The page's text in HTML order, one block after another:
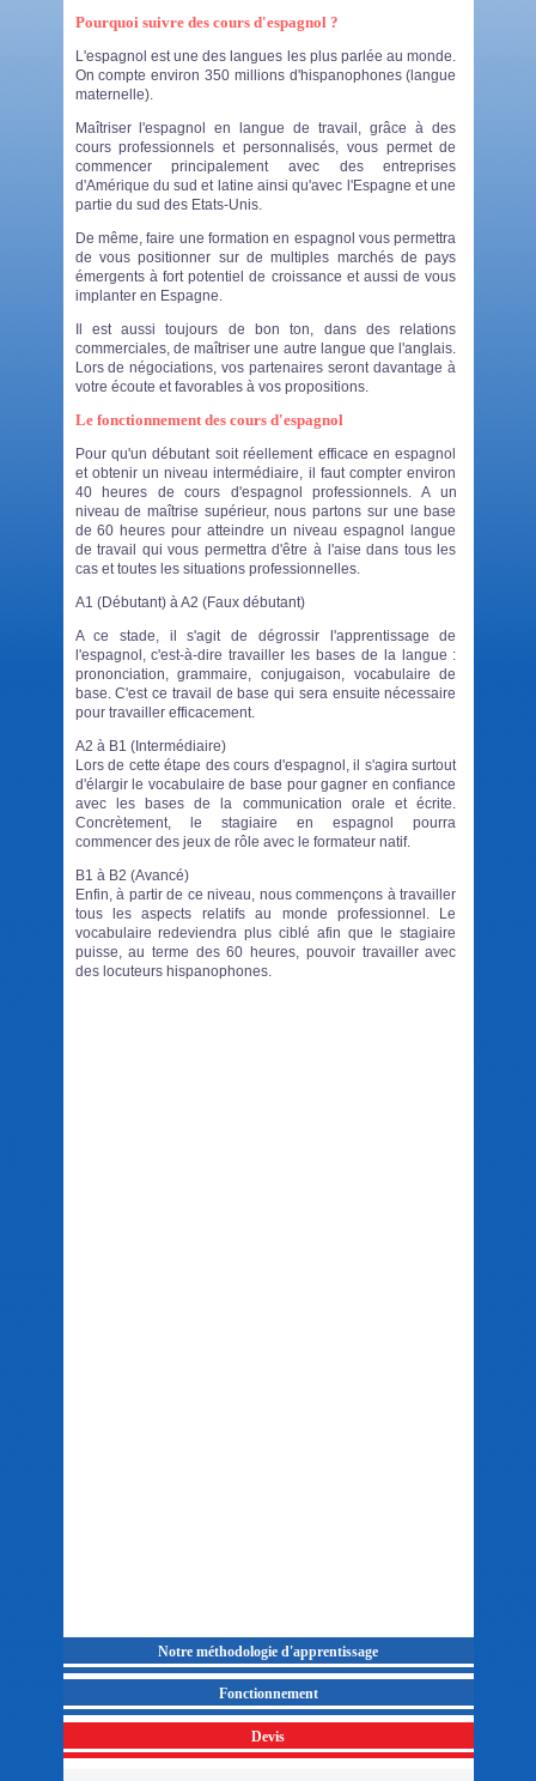
Pourquoi suivre des cours d'espagnol ?
L'espagnol est une des langues les plus parlée au monde.
On compte environ 350 millions d'hispanophones (langue
maternelle).
Maîtriser l'espagnol en langue de travail, grâce à des
cours professionnels et personnalisés, vous permet de
commencer principalement avec des entreprises
d'Amérique du sud et latine ainsi qu'avec l'Espagne et une
partie du sud des Etats-Unis.
De même, faire une formation en espagnol vous permettra
de vous positionner sur de multiples marchés de pays
émergents à fort potentiel de croissance et aussi de vous
implanter en Espagne.
Il est aussi toujours de bon ton, dans des relations
commerciales, de maîtriser une autre langue que l'anglais.
Lors de négociations, vos partenaires seront davantage à
votre écoute et favorables à vos propositions.
Le fonctionnement des cours d'espagnol
Pour qu'un débutant soit réellement efficace en espagnol
et obtenir un niveau intermédiaire, il faut compter environ
40 heures decours d'espagnol
professionnels. A un
niveau de maîtrise supérieur, nous partons sur une base
de 60 heures pour atteindre un niveau espagnol langue
de travail qui vous permettra d'être à l'aise dans tous les
cas et toutes les situations professionnelles.
A1 (Débutant) à A2 (Faux débutant)
A ce stade, il s'agit de dégrossir l'apprentissage de
l'espagnol, c'est-à-dire travailler les bases de la langue :
prononciation, grammaire, conjugaison, vocabulaire de
base. C'est ce travail de base qui sera ensuite nécessaire
pour travailler efficacement.
A2 à B1 (Intermédiaire)
Lors de cette étape des cours d'espagnol, il s'agira surtout
d'élargir le vocabulaire de base pour gagner en confiance
avec les bases de la communication orale et écrite.
Concrètement, le stagiaire en espagnol pourra
commencer des jeux de rôle avec le formateur natif.
B1 à B2 (Avancé)
Enfin, à partir de ce niveau, nous commençons à travailler
tous les aspects relatifs au monde professionnel. Le
vocabulaire redeviendra plus ciblé afin que le stagiaire
puisse, au terme des 60 heures, pouvoir travailler avec
des locuteurs hispanophones.
Notre méthodologie d'apprentissage
Fonctionnement
Devis